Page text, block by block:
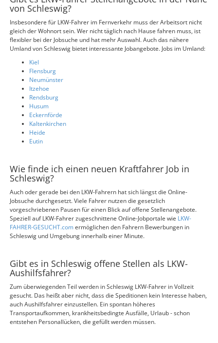
von Schleswig?
Insbesondere für LKW-Fahrer im Fernverkehr muss der Arbeitsort nicht
gleich der Wohnort sein. Wer nicht täglich nach Hause fahren muss, ist
flexibler bei der Jobsuche und hat mehr Auswahl. Auch das nähere
Umland von Schleswig bietet interessante Jobangebote. Jobs im Umland:
Kiel
Flensburg
Neumünster
Itzehoe
Rendsburg
Husum
Eckernförde
Kaltenkirchen
Heide
Eutin
Wie finde ich einen neuen Kraftfahrer Job in
Schleswig?
Auch oder gerade bei den LKW-Fahrern hat sich längst die Online-
Jobsuche durchgesetzt. Viele Fahrer nutzen die gesetzlich
vorgeschriebenen Pausen für einen Blick auf offene Stellenangebote.
Speziell auf LKW-Fahrer zugeschnittene Online-Jobportale wie LKW-
FAHRER-GESUCHT.comermöglichen den Fahrern Bewerbungen in
Schleswig und Umgebung innerhalb einer Minute.
Gibt es in Schleswig offene Stellen als LKW-
Aushilfsfahrer?
Zum überwiegenden Teil werden in Schleswig LKW-Fahrer in Vollzeit
gesucht. Das heißt aber nicht, dass die Speditionen kein Interesse haben,
auch Aushilfsfahrer einzustellen. Ein spontan höheres
Transportaufkommen, krankheitsbedingte Ausfälle, Urlaub - schon
entstehen Personallücken, die gefüllt werden müssen.